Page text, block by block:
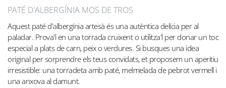
PATÉ D'ALBERGÍNIA MOS DE TROS
Aquest paté d'albergínia artesà és una autèntica delícia per al
paladar. Prova'l en una torrada cruixent o utilitza'l per donar un toc
especial a plats de carn, peix o verdures. Si busques una idea
original per sorprendre els teus convidats, et proposem un aperitiu
irresistible: una torradeta amb paté, melmelada de pebrot vermell i
una anxova al damunt.